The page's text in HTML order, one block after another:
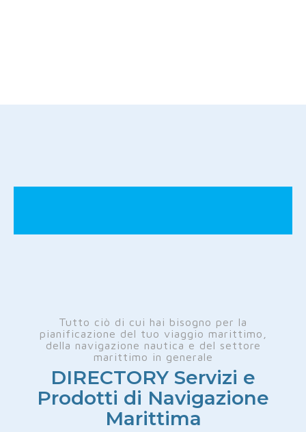
Tutto ciò di cui hai bisogno per la
pianificazione del tuo viaggio marittimo,
della navigazione nautica e del settore
marittimo in generale
DIRECTORY Servizi e
Prodotti di Navigazione
Marittima